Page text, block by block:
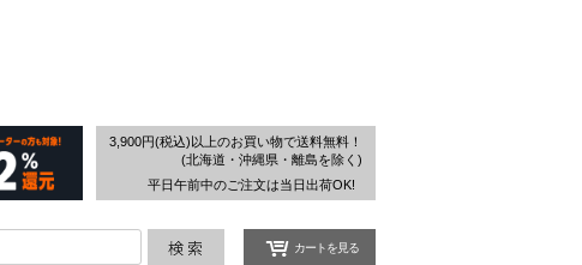
3,900円(税込)以上のお買い物で送料無料！
(北海道・沖縄県・離島を除く)
平日午前中のご注文は当日出荷OK!
カートを見る